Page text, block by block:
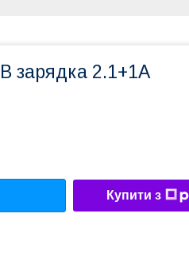
зарядка 2.1+1А
Купити з